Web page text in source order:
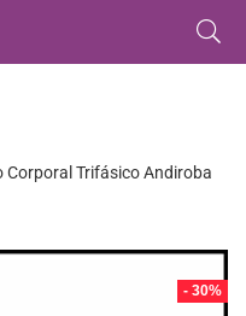
Corporal Trifásico Andiroba
- 30%